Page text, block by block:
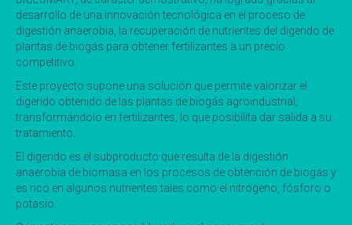
desarrollo de una innovación tecnológica en el proceso de
digestión anaerobia, la recuperación de nutrientes del digerido de
plantas de biogás para obtener fertilizantes a un precio
competitivo.
Este proyecto supone una solución que permite valorizar el
digerido obtenido de las plantas de biogás agroindustrial,
transformándolo en fertilizantes, lo que posibilita dar salida a su
tratamiento.
El digerido es el subproducto que resulta de la digestión
anaerobia de biomasa en los procesos de obtención de biogás y
es rico en algunos nutrientes tales como el nitrógeno, fósforo o
potasio.